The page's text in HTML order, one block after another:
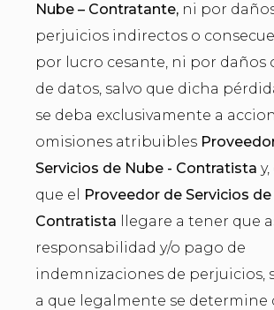
Nube – Contratante, ni por
perjuicios indirectos o
por lucro cesante, ni por daños
de datos, salvo que dicha
se deba exclusivamente a
omisiones atribuibles
Servicios de Nube - Contratista
que el
Proveedor de Servicios de
Contratista llegare a tener que
responsabilidad y/o pago de
indemnizaciones de perjuicios,
a que legalmente se determine